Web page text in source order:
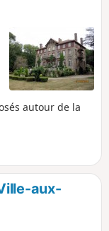
autour de la
aux-